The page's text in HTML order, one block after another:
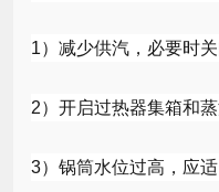
1）减少供汽，必要时关
2）开启过热器集箱和
3）锅筒水位过高，应